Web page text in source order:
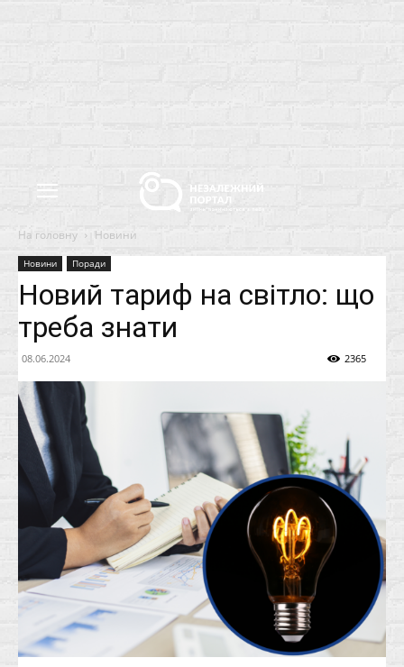
На головну Новини
Новини Поради
Новий тариф на світло: що
треба знати
08.06.2024 2365